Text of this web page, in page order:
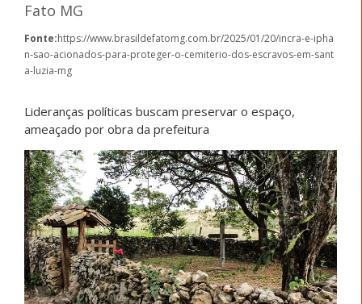
Fato MG
Fonte:https://www.brasildefatomg.com.br/2025/01/20/incra-e-ipha
n-sao-acionados-para-proteger-o-cemiterio-dos-escravos-em-sant
a-luzia-mg
Lideranças políticas buscam preservar o espaço,
ameaçado por obra da prefeitura